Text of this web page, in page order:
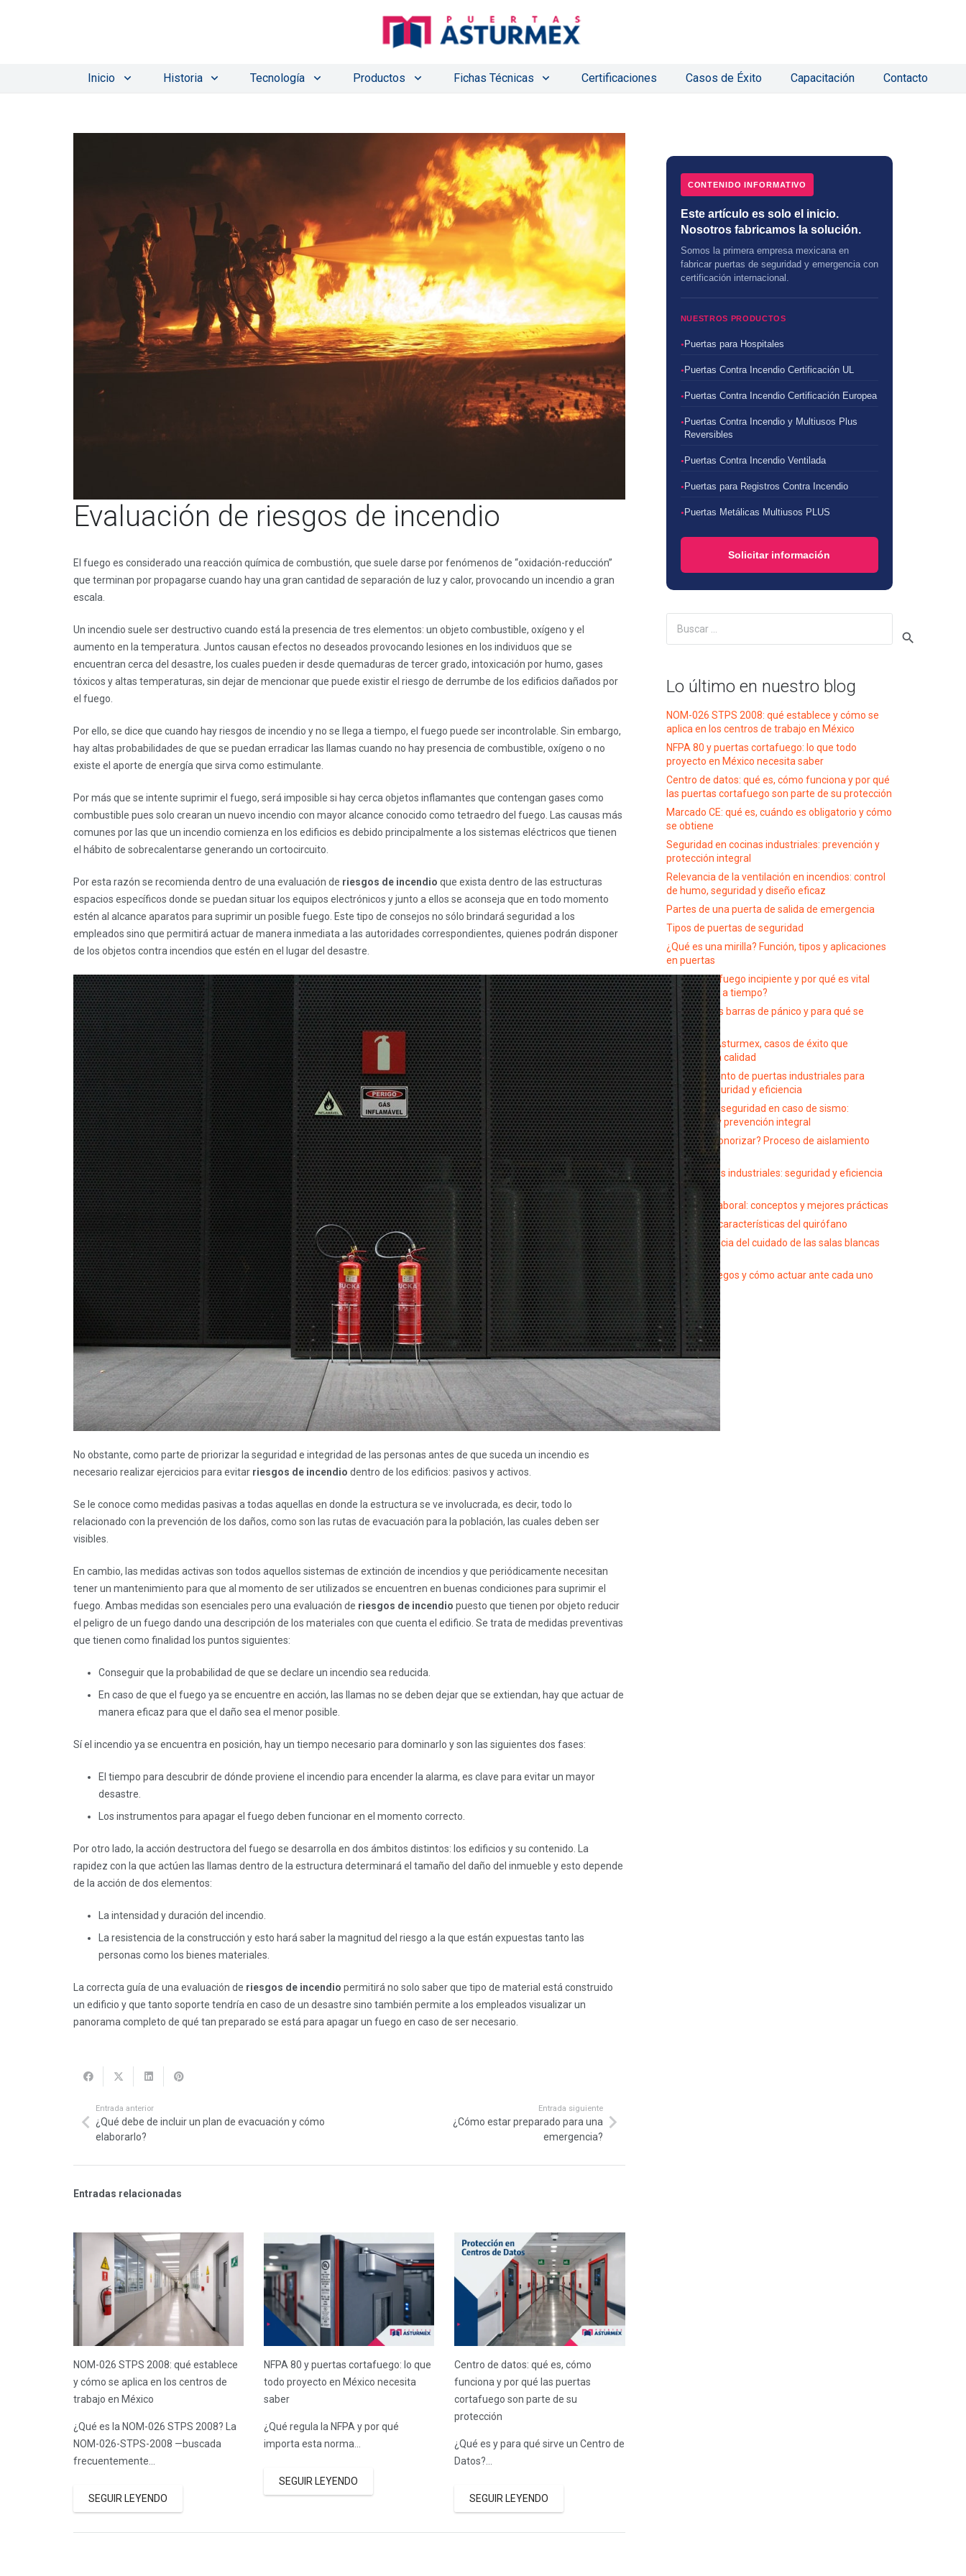
Inicio Historia Tecnología Productos Fichas Técnicas Certificaciones Casos de Éxito Capacitación Contacto
Evaluación de riesgos de incendio
El fuego es considerado una reacción química de combustión, que suele darse por fenómenos de “oxidación-reducción”
que terminan por propagarse cuando hay una gran cantidad de separación de luz y calor, provocando un incendio a gran
escala.
Un incendio suele ser destructivo cuando está la presencia de tres elementos: un objeto combustible, oxígeno y el
aumento en la temperatura. Juntos causan efectos no deseados provocando lesiones en los individuos que se
encuentran cerca del desastre, los cuales pueden ir desde quemaduras de tercer grado, intoxicación por humo, gases
tóxicos y altas temperaturas, sin dejar de mencionar que puede existir el riesgo de derrumbe de los edificios dañados por
el fuego.
Por ello, se dice que cuando hay riesgos de incendio y no se llega a tiempo, el fuego puede ser incontrolable. Sin embargo,
hay altas probabilidades de que se puedan erradicar las llamas cuando no hay presencia de combustible, oxígeno o no
existe el aporte de energía que sirva como estimulante.
Por más que se intente suprimir el fuego, será imposible si hay cerca objetos inflamantes que contengan gases como
combustible pues solo crearan un nuevo incendio con mayor alcance conocido como tetraedro del fuego. Las causas más
comunes por las que un incendio comienza en los edificios es debido principalmente a los sistemas eléctricos que tienen
el hábito de sobrecalentarse generando un cortocircuito.
Por esta razón se recomienda dentro de una evaluación de riesgos de incendio que exista dentro de las estructuras
espacios específicos donde se puedan situar los equipos electrónicos y junto a ellos se aconseja que en todo momento
estén al alcance aparatos para suprimir un posible fuego. Este tipo de consejos no sólo brindará seguridad a los
empleados sino que permitirá actuar de manera inmediata a las autoridades correspondientes, quienes podrán disponer
de los objetos contra incendios que estén en el lugar del desastre.
No obstante, como parte de priorizar la seguridad e integridad de las personas antes de que suceda un incendio es
necesario realizar ejercicios para evitar riesgos de incendio dentro de los edificios: pasivos y activos.
Se le conoce como medidas pasivas a todas aquellas en donde la estructura se ve involucrada, es decir, todo lo
relacionado con la prevención de los daños, como son las rutas de evacuación para la población, las cuales deben ser
visibles.
En cambio, las medidas activas son todos aquellos sistemas de extinción de incendios y que periódicamente necesitan
tener un mantenimiento para que al momento de ser utilizados se encuentren en buenas condiciones para suprimir el
fuego. Ambas medidas son esenciales pero una evaluación de riesgos de incendio puesto que tienen por objeto reducir
el peligro de un fuego dando una descripción de los materiales con que cuenta el edificio. Se trata de medidas preventivas
que tienen como finalidad los puntos siguientes:
Conseguir que la probabilidad de que se declare un incendio sea reducida.
En caso de que el fuego ya se encuentre en acción, las llamas no se deben dejar que se extiendan, hay que actuar de
manera eficaz para que el daño sea el menor posible.
Sí el incendio ya se encuentra en posición, hay un tiempo necesario para dominarlo y son las siguientes dos fases:
El tiempo para descubrir de dónde proviene el incendio para encender la alarma, es clave para evitar un mayor
desastre.
Los instrumentos para apagar el fuego deben funcionar en el momento correcto.
Por otro lado, la acción destructora del fuego se desarrolla en dos ámbitos distintos: los edificios y su contenido. La
rapidez con la que actúen las llamas dentro de la estructura determinará el tamaño del daño del inmueble y esto depende
de la acción de dos elementos:
La intensidad y duración del incendio.
La resistencia de la construcción y esto hará saber la magnitud del riesgo a la que están expuestas tanto las
personas como los bienes materiales.
La correcta guía de una evaluación de riesgos de incendio permitirá no solo saber que tipo de material está construido
un edificio y que tanto soporte tendría en caso de un desastre sino también permite a los empleados visualizar un
panorama completo de qué tan preparado se está para apagar un fuego en caso de ser necesario.
Entrada anterior
¿Qué debe de incluir un plan de evacuación y cómo
elaborarlo?
Entrada siguiente
¿Cómo estar preparado para una
emergencia?
Entradas relacionadas
NOM-026 STPS 2008: qué establece
y cómo se aplica en los centros de
trabajo en México
¿Qué es la NOM-026 STPS 2008? La
NOM-026-STPS-2008 —buscada
frecuentemente…
SEGUIR LEYENDO
NFPA 80 y puertas cortafuego: lo que
todo proyecto en México necesita
saber
¿Qué regula la NFPA y por qué
importa esta norma…
SEGUIR LEYENDO
Centro de datos: qué es, cómo
funciona y por qué las puertas
cortafuego son parte de su
protección
¿Qué es y para qué sirve un Centro de
Datos?…
SEGUIR LEYENDO
CONTENIDO INFORMATIVO
Este artículo es solo el inicio.
Nosotros fabricamos la solución.
Somos la primera empresa mexicana en
fabricar puertas de seguridad y emergencia con
certificación internacional.
NUESTROS PRODUCTOS
Puertas para Hospitales
Puertas Contra Incendio Certificación UL
Puertas Contra Incendio Certificación Europea
Puertas Contra Incendio y Multiusos Plus
Reversibles
Puertas Contra Incendio Ventilada
Puertas para Registros Contra Incendio
Puertas Metálicas Multiusos PLUS
Solicitar información
Lo último en nuestro blog
NOM-026 STPS 2008: qué establece y cómo se
aplica en los centros de trabajo en México
NFPA 80 y puertas cortafuego: lo que todo
proyecto en México necesita saber
Centro de datos: qué es, cómo funciona y por qué
las puertas cortafuego son parte de su protección
Marcado CE: qué es, cuándo es obligatorio y cómo
se obtiene
Seguridad en cocinas industriales: prevención y
protección integral
Relevancia de la ventilación en incendios: control
de humo, seguridad y diseño eficaz
Partes de una puerta de salida de emergencia
Tipos de puertas de seguridad
¿Qué es una mirilla? Función, tipos y aplicaciones
en puertas
¿Qué es un fuego incipiente y por qué es vital
reconocerlo a tiempo?
¿Qué son las barras de pánico y para qué se
utilizan?
Proyectos Asturmex, casos de éxito que
respaldan la calidad
Mantenimiento de puertas industriales para
mejorar seguridad y eficiencia
Medidas de seguridad en caso de sismo:
protocolos y prevención integral
¿Qué es insonorizar? Proceso de aislamiento
acústico
Instalaciones industriales: seguridad y eficiencia
en el sector
Seguridad laboral: conceptos y mejores prácticas
Conoce las características del quirófano
La importancia del cuidado de las salas blancas
hospitales
Tipos de fuegos y cómo actuar ante cada uno